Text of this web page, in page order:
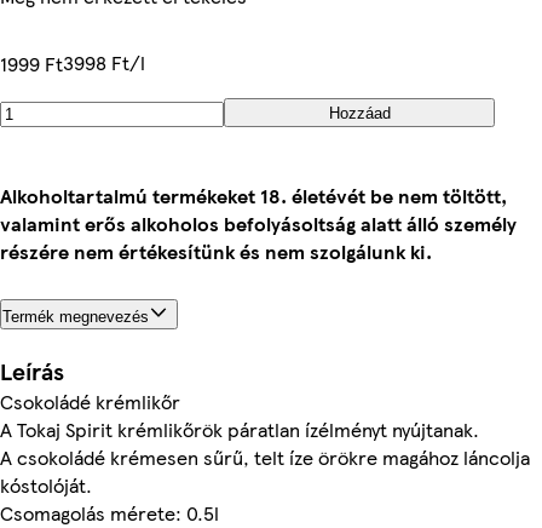
1999 Ft3998 Ft/l
Hozzáad
Alkoholtartalmú termékeket 18. életévét be nem töltött,
valamint erős alkoholos befolyásoltság alatt álló személy
részére nem értékesítünk és nem szolgálunk ki.
Termék megnevezés
Leírás
Csokoládé krémlikőr
A Tokaj Spirit krémlikőrök páratlan ízélményt nyújtanak.
A csokoládé krémesen sűrű, telt íze örökre magához láncolja
kóstolóját.
Csomagolás mérete: 0.5l